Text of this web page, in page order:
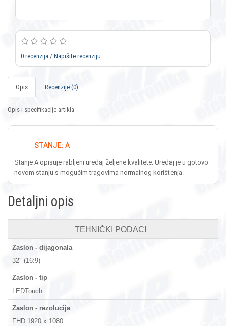
0 recenzija / Napišite recenziju
Opis Recenzije (0)
Opis i specifikacije artikla
STANJE: A
Stanje A opisuje rabljeni uređaj željene kvalitete. Uređaj je u gotovo
novom stanju s mogućim tragovima normalnog korištenja.
Detaljni opis
TEHNIČKI PODACI
Zaslon - dijagonala
32" (16:9)
Zaslon - tip
LEDTouch
Zaslon - rezolucija
FHD 1920 x 1080